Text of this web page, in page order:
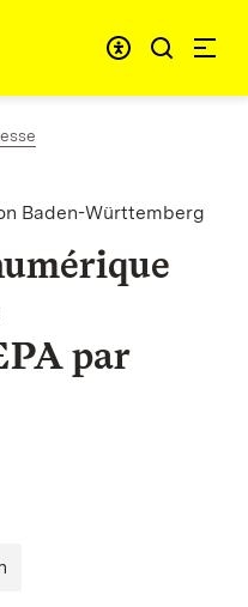
Baden-Württemberg
par